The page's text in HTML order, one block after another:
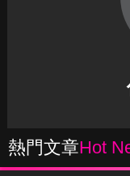
熱門文章Hot